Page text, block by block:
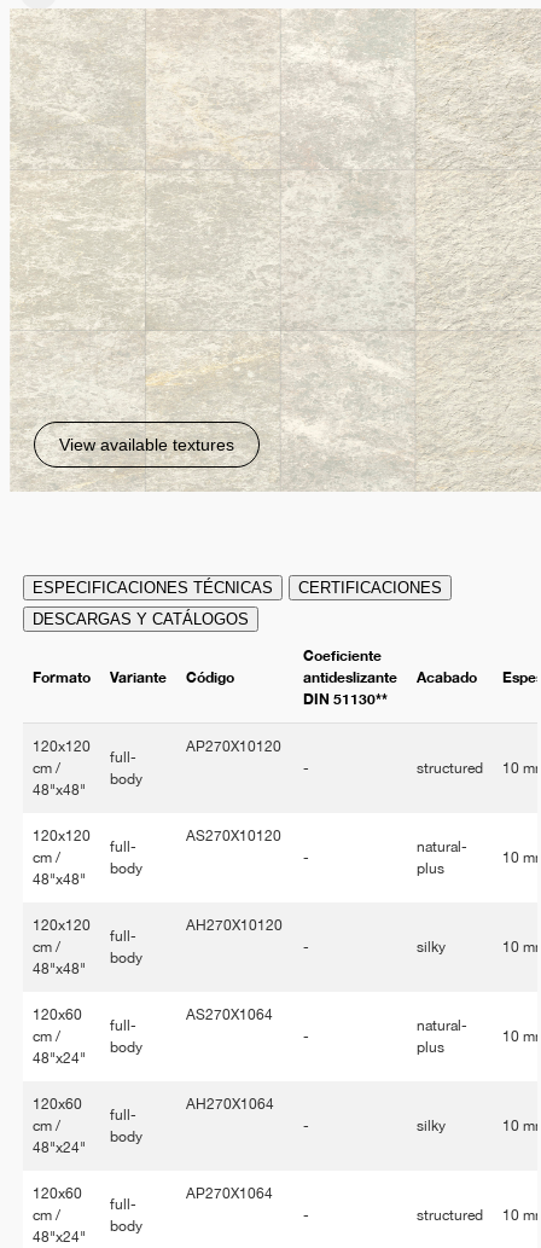
View available textures
ESPECIFICACIONES TÉCNICAS
CERTIFICACIONES
DESCARGAS Y CATÁLOGOS
Formato Variante Código
Coeficiente
antideslizante
DIN 51130**
Acabado
120x120
cm /
48"x48"
full-
body
AP270X10120
-
structured 10
120x120
cm /
48"x48"
full-
body
AS270X10120
-
natural-
plus
10
120x120
cm /
48"x48"
full-
body
AH270X10120
-
silky 10
120x60
cm /
48"x24"
full-
body
AS270X1064
-
natural-
plus
10
120x60
cm /
48"x24"
full-
body
AH270X1064
-
silky 10
120x60
cm /
48"x24"
full-
body
AP270X1064
-
structured 10